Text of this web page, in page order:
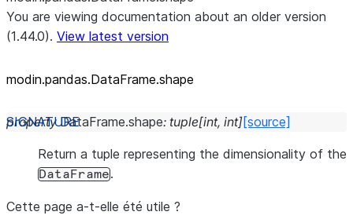
You are viewing documentation about an older version
(1.44.0). View latest version
modin.pandas.DataFrame.shape
property DataFrame.shape: tuple[int, int][source]
Return a tuple representing the dimensionality of the
DataFrame.
Cette page a-t-elle été utile ?